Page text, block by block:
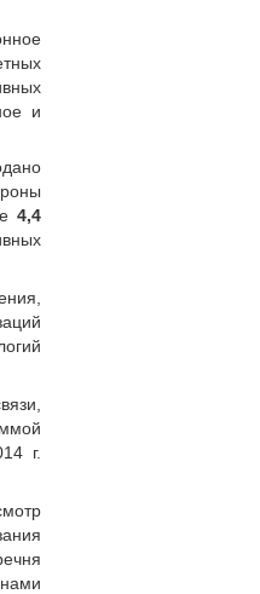
и
4,4
г.